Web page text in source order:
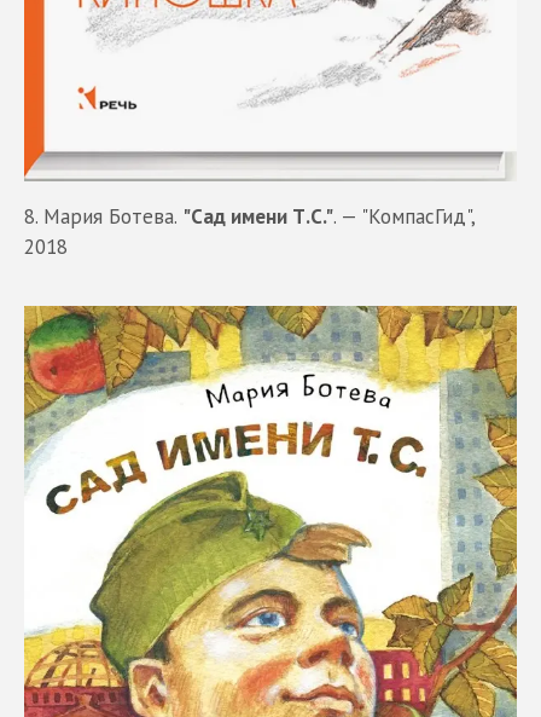
8. Мария Ботева. "Сад имени Т.С.". — "КомпасГид",
2018